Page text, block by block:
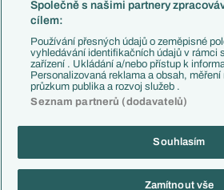
Manchester United
AC Milán
Juventus FC
Bayern Mnichov
FC Barcelona
Real Madrid
Copyright © 2001-2026 EuroFotbal.cz. Využíváme
Informace o zpracování
Společně s našimi partnery
cílem:
Používání přesných údajů o zeměpisné
vyhledávání identifikačních údajů v rámci
zařízení . Ukládání a/nebo přístup k
Personalizovaná reklama a obsah, měření
průzkum publika a rozvoj služeb .
Seznam partnerů (dodavatelů)
Souhlasím
Zamítnout vše